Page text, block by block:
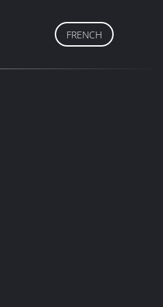
FRENCH